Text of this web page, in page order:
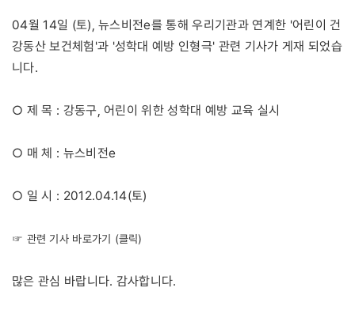
04월 14일 (토), 뉴스비전e를 통해 우리기관과 연계한 '어린이 건
강동산 보건체험'과 '성학대 예방 인형극' 관련 기사가 게재 되었습
니다.
○ 제 목 : 강동구, 어린이 위한 성학대 예방 교육 실시
○ 매 체 : 뉴스비전e
○ 일 시 : 2012.04.14(토)
☞ 관련 기사 바로가기 (클릭)
많은 관심 바랍니다. 감사합니다.